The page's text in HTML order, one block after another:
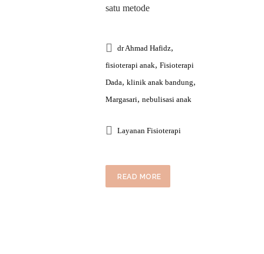
satu metode
dr Ahmad Hafidz,
fisioterapi anak, Fisioterapi
Dada, klinik anak bandung,
Margasari, nebulisasi anak
Layanan Fisioterapi
READ MORE